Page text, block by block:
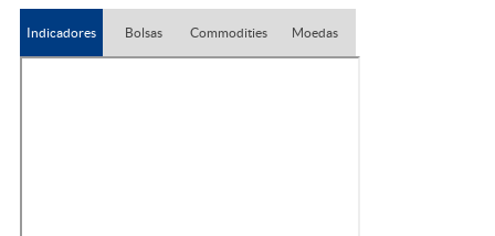
Indicadores Bolsas Commodities Moedas